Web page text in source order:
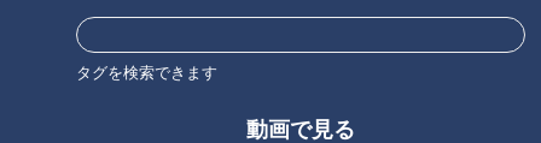
タグを検索できます
動画で見る
きたい『熱中症』の正しい対処
法！その重症度別に医学博士が